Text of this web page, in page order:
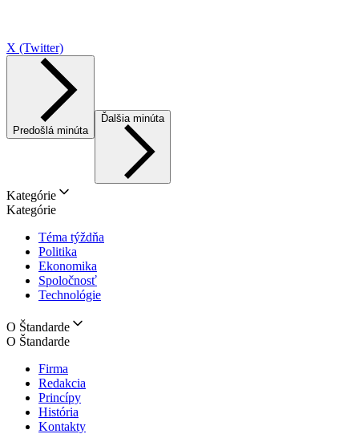
X (Twitter)
Predošlá minúta
Ďalšia minúta
Kategórie
Kategórie
Téma týždňa
Politika
Ekonomika
Spoločnosť
Technológie
O Štandarde
O Štandarde
Firma
Redakcia
Princípy
História
Kontakty